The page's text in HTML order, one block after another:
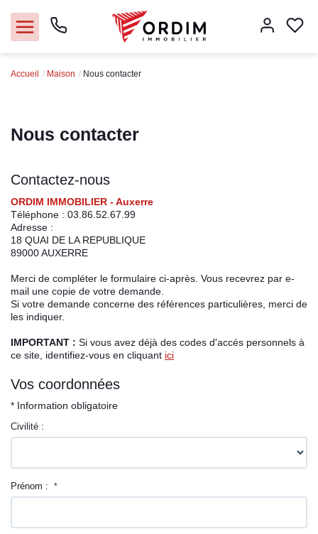
Acheter
Vendre
Immobilier pro
Faire gérer
Syndic
Espace client
Accueil Maison Nous contacter
Nous contacter
Contactez-nous
ORDIM IMMOBILIER - Auxerre
Téléphone : 03.86.52.67.99
Adresse :
18 QUAI DE LA REPUBLIQUE
89000AUXERRE
Merci de compléter le formulaire ci-après. Vous recevrez par e-
mail une copie de votre demande.
Si votre demande concerne des références particulières, merci de
les indiquer.
IMPORTANT : Si vous avez déjà des codes d'accés personnels à
ce site, identifiez-vous en cliquant ici
Vos coordonnées
* Information obligatoire
Civilité :
Prénom : *